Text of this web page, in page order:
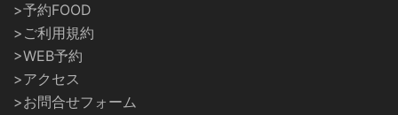
>予約FOOD
>ご利用規約
>WEB予約
>アクセス
>お問合せフォーム